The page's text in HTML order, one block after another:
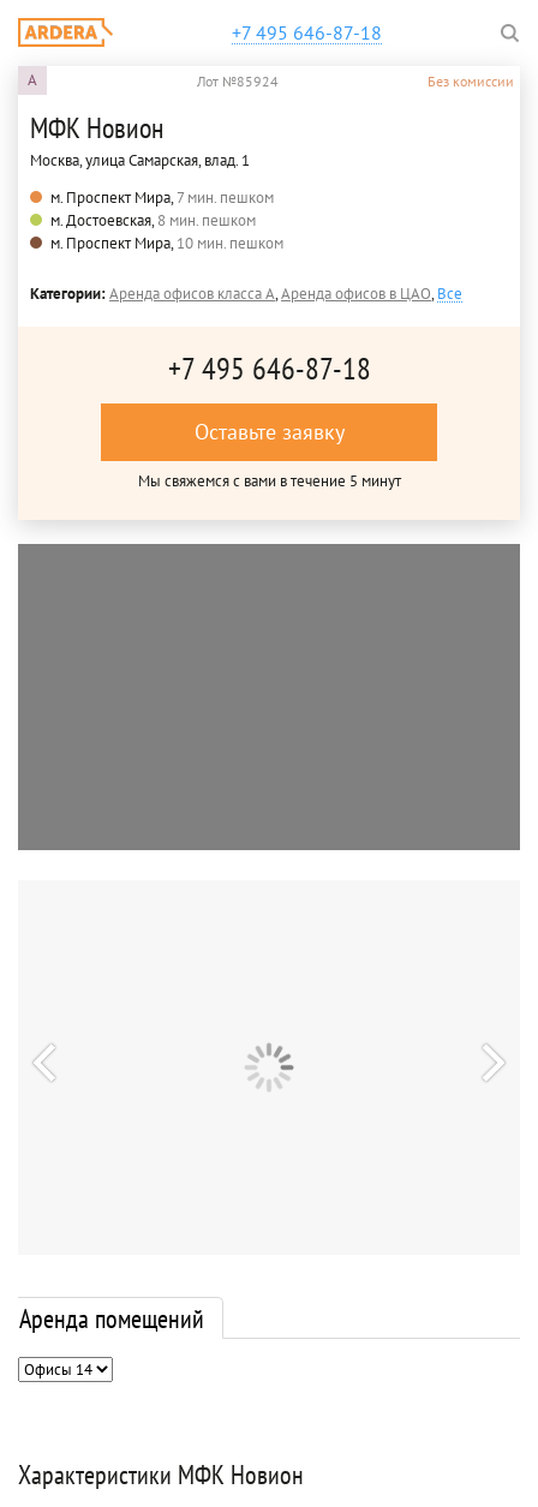
+7 495 646-87-18
A Лот №85924 Без комиссии
МФК Новион
Москва, улица Самарская, влад. 1
м. Проспект Мира,7 мин. пешком
м. Достоевская,8 мин. пешком
м. Проспект Мира,10 мин. пешком
Категории:Аренда офисов класса A,Аренда офисов в ЦАО,Все
+7 495 646-87-18
Оставьте заявку
Мы свяжемся с вами в течение 5 минут
Аренда помещений
Характеристики МФК Новион